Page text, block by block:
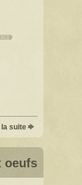
suite
oeufs